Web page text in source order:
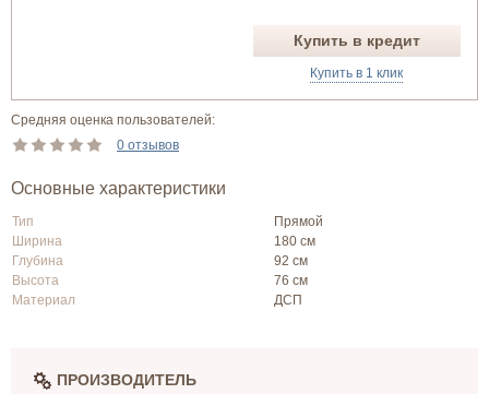
Купить в кредит
Купить в 1 клик
Средняя оценка пользователей:
0 отзывов
Основные характеристики
Тип
Прямой
Ширина
180 см
Глубина
92 см
Высота
76 см
Материал
ДСП
ПРОИЗВОДИТЕЛЬ